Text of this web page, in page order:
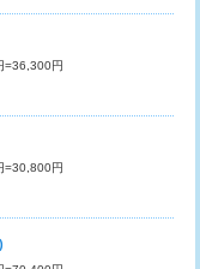
=36,300円
=30,800円